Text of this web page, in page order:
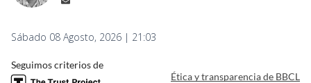
Sábado 08 Agosto, 2026 | 21:03
Seguimos criterios de
Ética y transparencia de BBCL